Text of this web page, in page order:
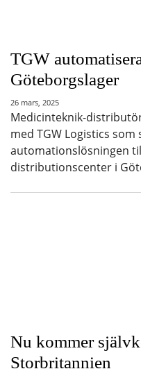
TGW
Göteborgslager
26 mars, 2025
Medicinteknik-
med TGW Logistics som
automationslösningen
distributionscenter i
Nu kommer
Storbritannien